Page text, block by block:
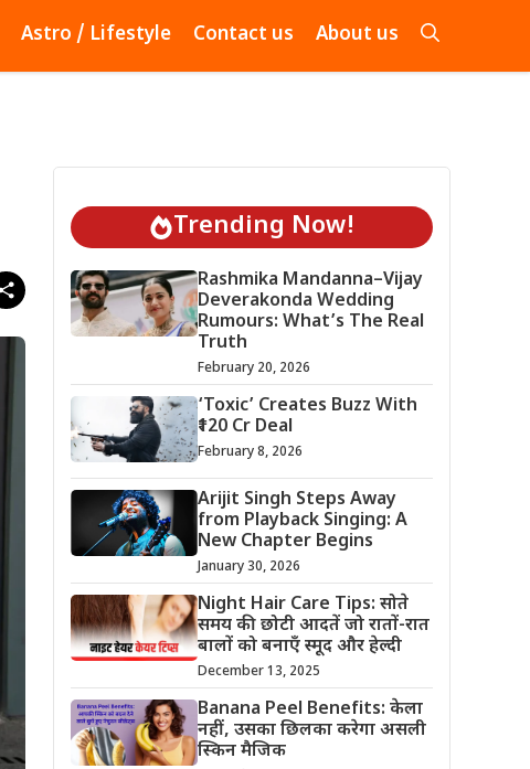
Astro / Lifestyle Contact us About us
Trending Now!
Rashmika Mandanna–Vijay
Deverakonda Wedding
Rumours: What’s The Real
Truth
February 20, 2026
‘Toxic’ Creates Buzz With
₹120 Cr Deal
February 8, 2026
Arijit Singh Steps Away
from Playback Singing: A
New Chapter Begins
January 30, 2026
Night Hair Care Tips: सोते
समय की छोटी आदतें जो रातों-रात
बालों को बनाएँ स्मूद और हेल्दी
December 13, 2025
Banana Peel Benefits: केला
नहीं, उसका छिलका करेगा असली
स्किन मैजिक